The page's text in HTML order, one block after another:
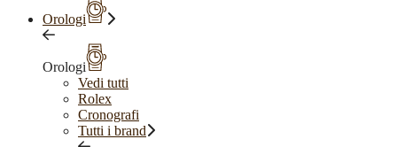
Orologi
Orologi
Vedi tutti
Rolex
Cronografi
Tutti i brand